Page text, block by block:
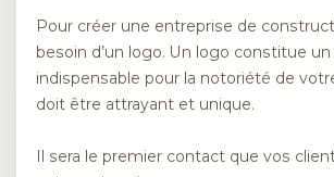
Pour créer une entreprise de
besoin d’un logo. Un logo constitue
indispensable pour la notoriété de
doit être attrayant et unique.
Il sera le premier contact que vos